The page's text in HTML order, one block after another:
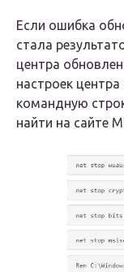
Если ошибка
стала
центра
настроек
командную
найти на сайте